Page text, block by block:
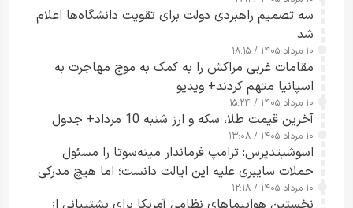
سه تصمیم راهبردی دولت برای تقویت دانشگاه‌ها اعلام
شد
۱۰ مرداد ۱۴۰۵ / ۱۸:۱۵
مقامات غربی مراکش را به کمک به موج مهاجرت به
اسپانیا متهم کردند+ ویدیو
۱۰ مرداد ۱۴۰۵ / ۱۵:۲۴
آخرین قیمت طلا، سکه و ارز شنبه 10 مرداد+ جدول
۱۰ مرداد ۱۴۰۵ / ۱۳:۰۸
اسوشیتدپرس: ترامپ فرماندار مینه‌سوتا را مسئول
حملات سایبری علیه این ایالت دانست؛ اما هیچ مدرکی
ارائه نکرد
۱۰ مرداد ۱۴۰۵ / ۱۲:۱۸